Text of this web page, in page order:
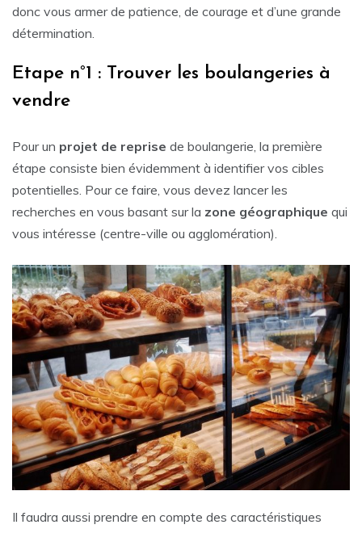
donc vous armer de patience, de courage et d’une grande
détermination.
Etape n°1 : Trouver les boulangeries à
vendre
Pour un projet de reprise de boulangerie, la première
étape consiste bien évidemment à identifier vos cibles
potentielles. Pour ce faire, vous devez lancer les
recherches en vous basant sur la zone géographique qui
vous intéresse (centre-ville ou agglomération).
Il faudra aussi prendre en compte des caractéristiques